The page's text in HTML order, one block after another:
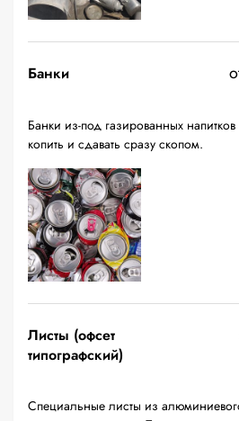
Банки
Банки из-под газированных
копить и сдавать сразу скопом.
Листы (офсет
типографский)
Специальные листы из